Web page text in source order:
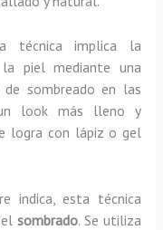
técnica implica la
piel mediante una
sombreado en las
look más lleno y
logra con lápiz o gel
indica, esta técnica
sombrado. Se utiliza